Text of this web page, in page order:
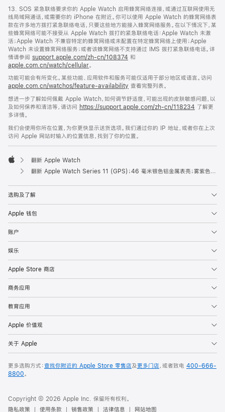
13. SOS 紧急联络要求你的 Apple Watch 启用蜂窝网络连接，或通过互联网使用无
线局域网通话，或需要你的 iPhone 在附近。你可以使用 Apple Watch 的蜂窝网络表
款在许多地方拨打紧急联络电话，只要这些地方能接入蜂窝网络服务。在以下情况下，某
些蜂窝网络可能不接受从 Apple Watch 拨打的紧急联络电话：Apple Watch 未激
活；Apple Watch 不兼容特定的蜂窝网络或未配置在特定蜂窝网络上使用；Apple
Watch 未设置蜂窝网络服务；或者该蜂窝网络不支持通过 IMS 拨打紧急联络电话。详
情请参阅 support.apple.com/zh-cn/108374 和
apple.com.cn/watch/cellular。
功能可能会有所变化。某些功能、应用软件和服务可能仅适用于部分地区或语言。访问
apple.com.cn/watchos/feature-availability 查看完整列表。
想进一步了解如何佩戴 Apple Watch，如何调节舒适度，可能出现的皮肤敏感问题，以
及如何保养和清洁等，请访问 https://support.apple.com/zh-cn/118234 了解更
多详情。
我们会使用你所在位置，为你更快显示送货选项。我们通过你的 IP 地址，或者你在上次
访问 Apple 网站时输入的位置信息，找到了你的位置。
Apple
翻新 Apple Watch
翻新 Apple Watch Series 11 (GPS)；46 毫米银色铝金属表壳；雾紫色运动型表带 (M/L 号)
选购及了解
Apple 钱包
账户
娱乐
Apple Store 商店
商务应用
教育应用
Apple 价值观
关于 Apple
更多选购方式：查找你附近的 Apple Store 零售店及更多门店，或者致电 400-666-
8800。
Copyright © 2026 Apple Inc. 保留所有权利。
隐私政策
使用条款 销售政策 法律信息 网站地图